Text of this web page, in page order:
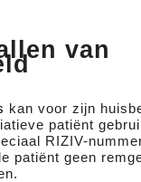
van
kan voor zijn
patiënt
RIZIV-
patiënt geen